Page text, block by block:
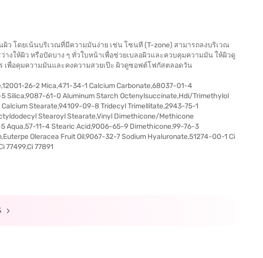
ว โดยเน้นบริเวณที่มีความมันง่าย เช่น โซนที (T-zone) สามารถลงบริเวณ
างให้ผิว หรือปัดบาง ๆ ทั่วใบหน้าเพื่อช่วยเบลอผิวและควบคุมความมัน ให้ผิวดู
เพื่อคุมความมันและคงความสวยเป๊ะ ผิวดูซอฟต์โฟกัสตลอดวัน
26-2 Mica,471-34-1 Calcium Carbonate,68037-01-4
Silica,9087-61-0 Aluminum Starch Octenylsuccinate,Hdi/Trimethylol
Stearate,94109-09-8 Tridecyl Trimellitate,2943-75-1
Stearoyl Stearate,Vinyl Dimethicone/Methicone
Aqua,57-11-4 Stearic Acid,9006-65-9 Dimethicone,99-76-3
Oleracea Fruit Oil,9067-32-7 Sodium Hyaluronate,51274-00-1 Ci
77499,Ci 77891